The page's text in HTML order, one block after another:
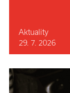
Aktuality
29. 7. 2026